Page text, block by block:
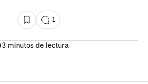
1
3 minutos de lectura